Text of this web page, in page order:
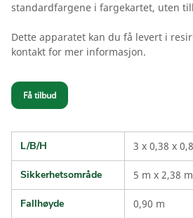
standardfargene i fargekartet, uten
Dette apparatet kan du få levert i
kontakt for mer informasjon.
Få tilbud
L/B/H 3 x 0,38 x
Sikkerhetsområde 5 m x 2,38 m
Fallhøyde 0,90 m